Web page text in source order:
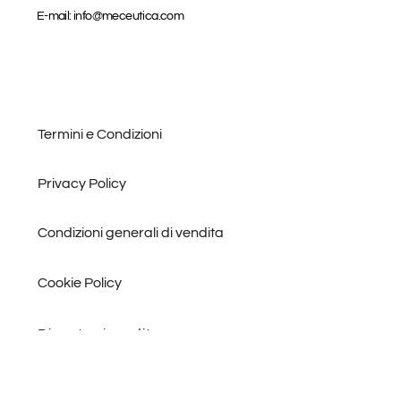
E-mail: info@meceutica.com
Termini e Condizioni
Privacy Policy
Condizioni generali di vendita
Cookie Policy
Diventa rivenditore